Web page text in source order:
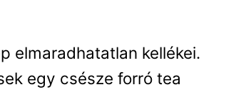
elmaradhatatlan kellékei.
egy csésze forró tea